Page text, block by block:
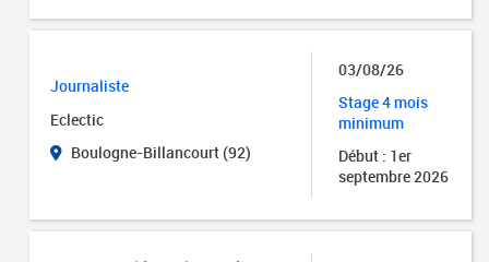
Journaliste
Eclectic
Boulogne-Billancourt (92)
03/08/26
Stage 4 mois
minimum
Début : 1er
septembre 2026